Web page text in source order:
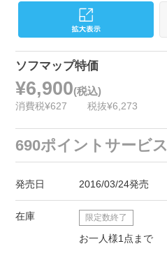
ソフマップ特価
¥6,900(税込)
消費税¥627 税抜¥6,273
690ポイントサービス
発売日 2016/03/24発売
在庫 限定数終了
お一人様1点まで